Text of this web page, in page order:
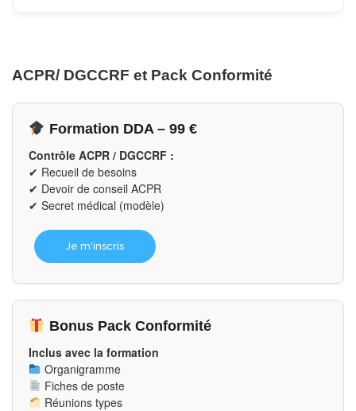
ACPR/ DGCCRF et Pack Conformité
Formation DDA – 99 €
Contrôle ACPR / DGCCRF :
✔ Recueil de besoins
✔ Devoir de conseil ACPR
✔ Secret médical (modèle)
Je m'inscris
Bonus Pack Conformité
Inclus avec la formation
Organigramme
Fiches de poste
Réunions types